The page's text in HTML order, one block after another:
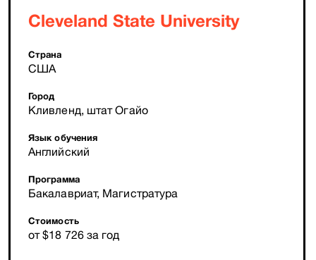
Cleveland State University
Страна
США
Город
Кливленд, штат Огайо
Язык обучения
Английский
Программа
Бакалавриат, Магистратура
Стоимость
от $18 726 за год